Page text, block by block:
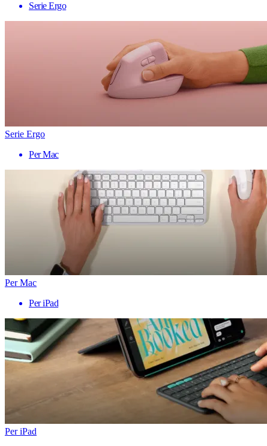
Serie Ergo
Serie Ergo
Per Mac
Per Mac
Per iPad
Per iPad